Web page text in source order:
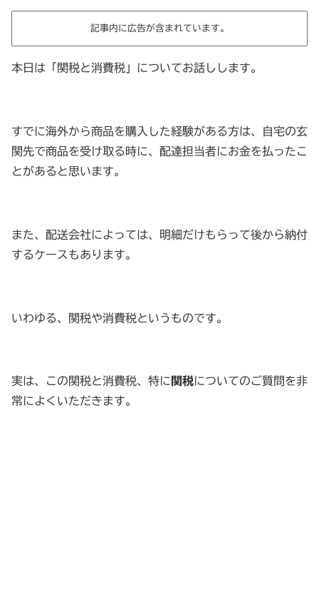
記事内に広告が含まれています。
本日は「関税と消費税」についてお話しします。
すでに海外から商品を購入した経験がある方は、自宅の玄
関先で商品を受け取る時に、配達担当者にお金を払ったこ
とがあると思います。
また、配送会社によっては、明細だけもらって後から納付
するケースもあります。
いわゆる、関税や消費税というものです。
実は、この関税と消費税、特に 関税についてのご質問を非
常によくいただきます。